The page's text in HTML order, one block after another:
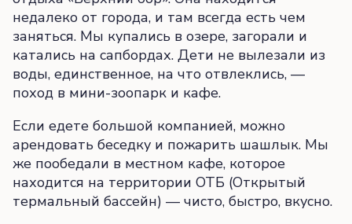
недалеко от города, и там всегда есть чем
заняться. Мы купались в озере, загорали и
катались на сапбордах. Дети не вылезали из
воды, единственное, на что отвлеклись, —
поход в мини-зоопарк и кафе.
Если едете большой компанией, можно
арендовать беседку и пожарить шашлык. Мы
же пообедали в местном кафе, которое
находится на территории ОТБ (Открытый
термальный бассейн) — чисто, быстро, вкусно.